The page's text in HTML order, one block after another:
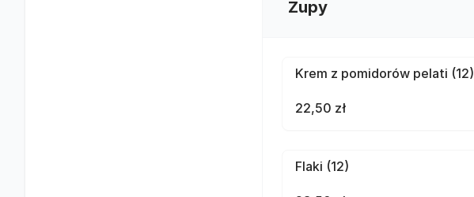
Zupy
Krem z pomidorów pelati (12)
22,50 zł
Flaki (12)